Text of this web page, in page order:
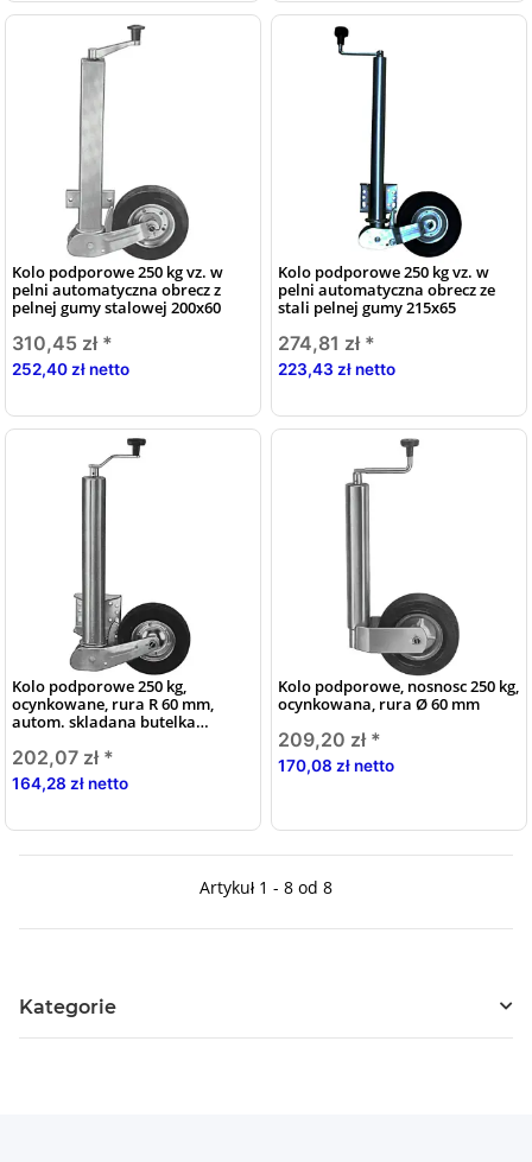
Kolo podporowe 250 kg vz. w
pelni automatyczna obrecz z
pelnej gumy stalowej 200x60
310,45 zł *
252,40 zł netto
Kolo podporowe 250 kg vz. w
pelni automatyczna obrecz ze
stali pelnej gumy 215x65
274,81 zł *
223,43 zł netto
Kolo podporowe 250 kg,
ocynkowane, rura R 60 mm,
autom. skladana butelka
202,07 zł *
164,28 zł netto
Kolo podporowe, nosnosc 250 kg,
ocynkowana, rura Ø 60 mm
209,20 zł *
170,08 zł netto
Artykuł 1 - 8 od 8
Kategorie